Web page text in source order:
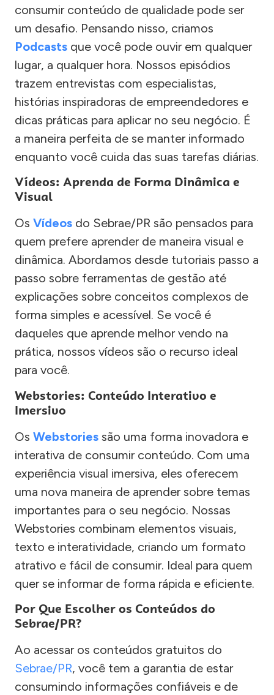
consumir conteúdo de qualidade pode ser
um desafio. Pensando nisso, criamos
Podcasts que você pode ouvir em qualquer
lugar, a qualquer hora. Nossos episódios
trazem entrevistas com especialistas,
histórias inspiradoras de empreendedores e
dicas práticas para aplicar no seu negócio. É
a maneira perfeita de se manter informado
enquanto você cuida das suas tarefas diárias.
Vídeos: Aprenda de Forma Dinâmica e
Visual
Os Vídeos do Sebrae/PR são pensados para
quem prefere aprender de maneira visual e
dinâmica. Abordamos desde tutoriais passo a
passo sobre ferramentas de gestão até
explicações sobre conceitos complexos de
forma simples e acessível. Se você é
daqueles que aprende melhor vendo na
prática, nossos vídeos são o recurso ideal
para você.
Webstories: Conteúdo Interativo e
Imersivo
Os Webstories são uma forma inovadora e
interativa de consumir conteúdo. Com uma
experiência visual imersiva, eles oferecem
uma nova maneira de aprender sobre temas
importantes para o seu negócio. Nossas
Webstories combinam elementos visuais,
texto e interatividade, criando um formato
atrativo e fácil de consumir. Ideal para quem
quer se informar de forma rápida e eficiente.
Por Que Escolher os Conteúdos do
Sebrae/PR?
Ao acessar os conteúdos gratuitos do
Sebrae/PR, você tem a garantia de estar
consumindo informações confiáveis e de